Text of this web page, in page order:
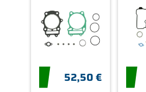
52,50 €